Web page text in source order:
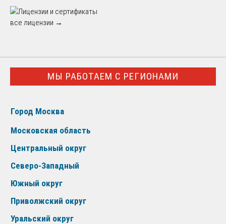
все лицензии →
МЫ РАБОТАЕМ С РЕГИОНАМИ
Город Москва
Московская область
Центральный округ
Северо-Западный
Южный округ
Приволжский округ
Уральский округ